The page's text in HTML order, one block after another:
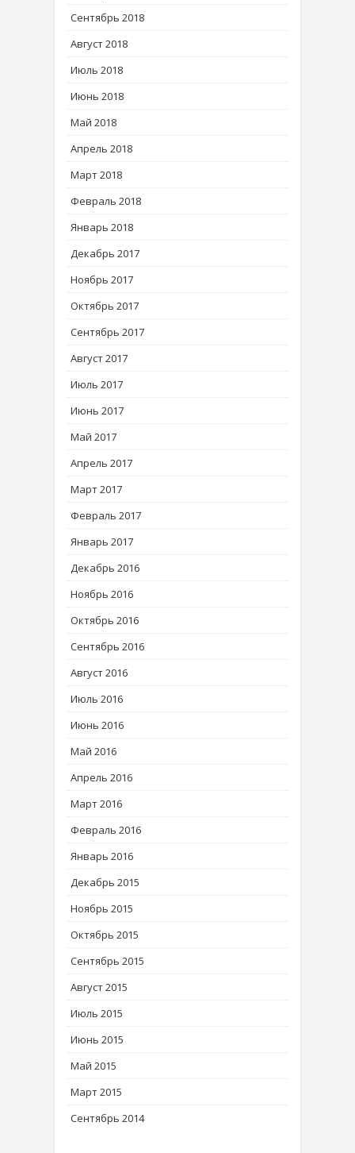
Сентябрь 2018
Август 2018
Июль 2018
Июнь 2018
Май 2018
Апрель 2018
Март 2018
Февраль 2018
Январь 2018
Декабрь 2017
Ноябрь 2017
Октябрь 2017
Сентябрь 2017
Август 2017
Июль 2017
Июнь 2017
Май 2017
Апрель 2017
Март 2017
Февраль 2017
Январь 2017
Декабрь 2016
Ноябрь 2016
Октябрь 2016
Сентябрь 2016
Август 2016
Июль 2016
Июнь 2016
Май 2016
Апрель 2016
Март 2016
Февраль 2016
Январь 2016
Декабрь 2015
Ноябрь 2015
Октябрь 2015
Сентябрь 2015
Август 2015
Июль 2015
Июнь 2015
Май 2015
Март 2015
Сентябрь 2014